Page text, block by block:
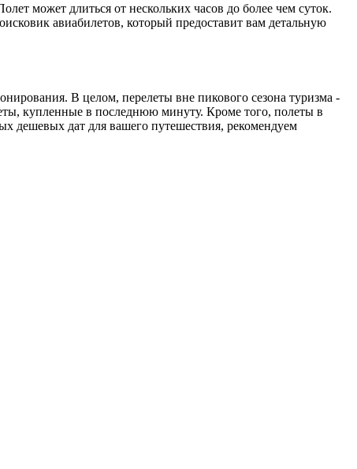
может длиться от нескольких часов до более чем суток.
авиабилетов, который предоставит вам детальную
В целом, перелеты вне пикового сезона туризма -
купленные в последнюю минуту. Кроме того, полеты в
дешевых дат для вашего путешествия, рекомендуем